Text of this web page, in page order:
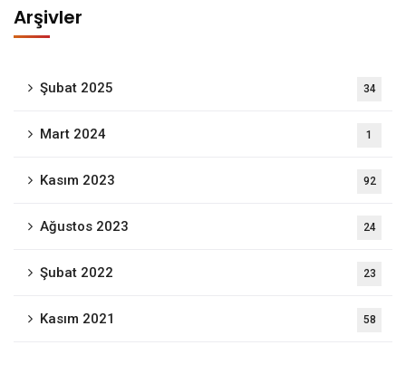
Arşivler
Şubat 2025 34
Mart 2024 1
Kasım 2023 92
Ağustos 2023 24
Şubat 2022 23
Kasım 2021 58